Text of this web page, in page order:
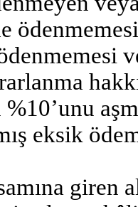
%10’unu
eksik
giren